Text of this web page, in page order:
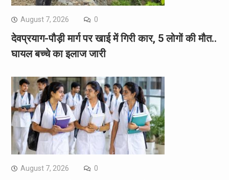
August 7, 2026 0
देवप्रयाग-पौड़ी मार्ग पर खाई में गिरी कार, 5 लोगों की मौत..
घायल बच्चे का इलाज जारी
August 7, 2026 0